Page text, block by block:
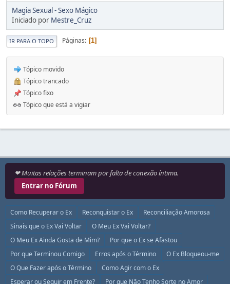
Magia Sexual - Sexo Mágico
Iniciado por Mestre_Cruz
IR PARA O TOPO Páginas 1
Tópico movido
Tópico trancado
Tópico fixo
Tópico que está a vigiar
❤ Muitas relações terminam por falta de conexão íntima.
Entrar no Fórum
Como Recuperar o Ex Reconquistar o Ex
Reconciliação Amorosa
Sinais que o Ex Vai Voltar
O Meu Ex Vai Voltar?
O Meu Ex Ainda Gosta de Mim?
Por que o Ex se Afastou
Por que Terminou Comigo
Erros após o Término
O Ex Bloqueou-me
O Que Fazer após o Término
Como Agir com o Ex
Esperar ou Seguir em Frente?
Por que Não Tenho Sorte no Amor